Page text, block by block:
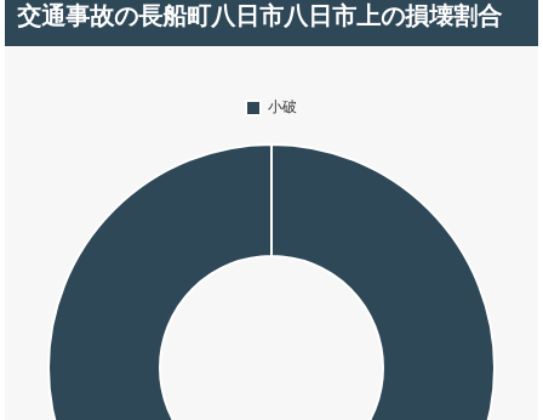
交通事故の長船町八日市八日市上の損壊割合